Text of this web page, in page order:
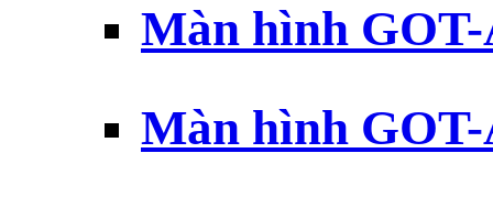
Màn hình
Màn hình